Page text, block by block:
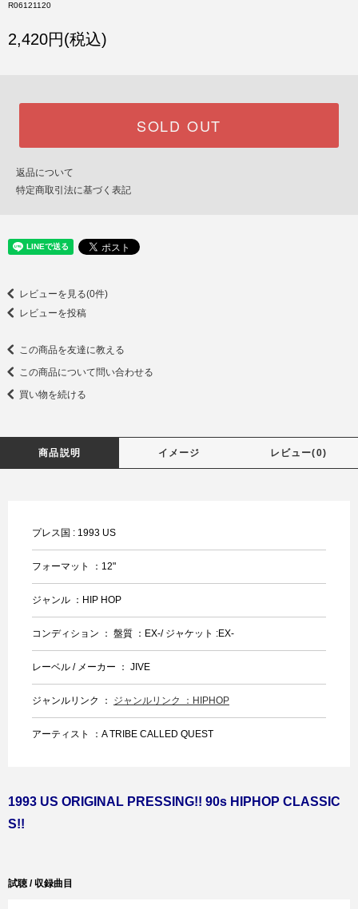
R06121120
2,420円(税込)
SOLD OUT
返品について
特定商取引法に基づく表記
レビューを見る(0件)
レビューを投稿
この商品を友達に教える
この商品について問い合わせる
買い物を続ける
商品説明 イメージ レビュー(0)
プレス国 : 1993 US
フォーマット ：12"
ジャンル ：HIP HOP
コンディション ： 盤質 ：EX-/ ジャケット :EX-
レーベル / メーカー ： JIVE
ジャンルリンク ： ジャンルリンク ：HIPHOP
アーティスト ：A TRIBE CALLED QUEST
1993 US ORIGINAL PRESSING!! 90s HIPHOP CLASSIC
S!!
試聴 / 収録曲目